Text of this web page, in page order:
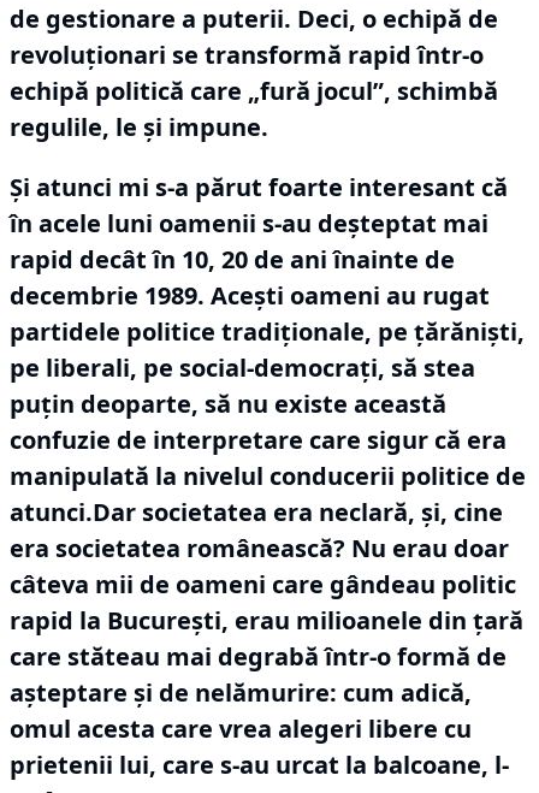
de gestionare a puterii. Deci, o echipă de
revoluționari se transformă rapid într-o
echipă politică care „fură jocul”, schimbă
regulile, le și impune.
Și atunci mi s-a părut foarte interesant că
în acele luni oamenii s-au deșteptat mai
rapid decât în 10, 20 de ani înainte de
decembrie 1989. Acești oameni au rugat
partidele politice tradiționale, pe țărăniști,
pe liberali, pe social-democrați, să stea
puțin deoparte, să nu existe această
confuzie de interpretare care sigur că era
manipulată la nivelul conducerii politice de
atunci.Dar societatea era neclară, și, cine
era societatea românească? Nu erau doar
câteva mii de oameni care gândeau politic
rapid la București, erau milioanele din țară
care stăteau mai degrabă într-o formă de
așteptare și de nelămurire: cum adică,
omul acesta care vrea alegeri libere cu
prietenii lui, care s-au urcat la balcoane, l-